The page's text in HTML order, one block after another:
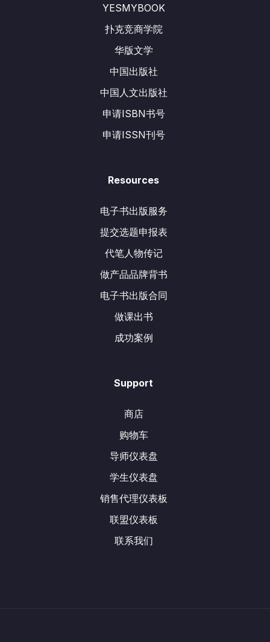
YESMYBOOK
扑克竞商学院
华版文学
中国出版社
中国人文出版社
申请ISBN书号
申请ISSN刊号
Resources
电子书出版服务
提交选题申报表
代笔人物传记
做产品品牌背书
电子书出版合同
做课出书
成功案例
Support
商店
购物车
导师仪表盘
学生仪表盘
销售代理仪表板
联盟仪表板
联系我们